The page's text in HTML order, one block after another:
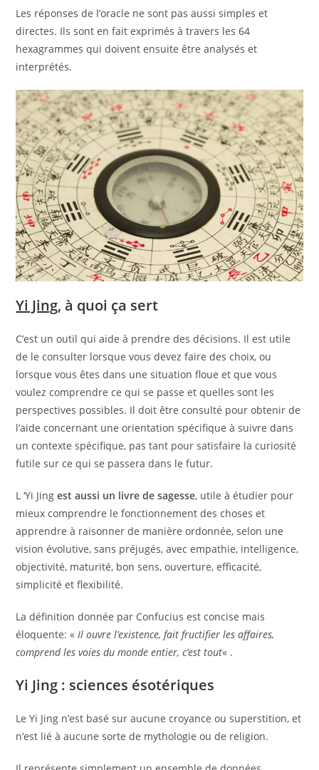
Les réponses de l’oracle ne sont pas aussi simples et
directes. Ils sont en fait exprimés à travers les 64
hexagrammes qui doivent ensuite être analysés et
interprétés.
Yi Jing, à quoi ça sert
C’est un outil qui aide à prendre des décisions. Il est utile
de le consulter lorsque vous devez faire des choix, ou
lorsque vous êtes dans une situation floue et que vous
voulez comprendre ce qui se passe et quelles sont les
perspectives possibles. Il doit être consulté pour obtenir de
l’aide concernant une orientation spécifique à suivre dans
un contexte spécifique, pas tant pour satisfaire la curiosité
futile sur ce qui se passera dans le futur.
L ‘Yi Jingest aussi un livre de sagesse, utile à étudier pour
mieux comprendre le fonctionnement des choses et
apprendre à raisonner de manière ordonnée, selon une
vision évolutive, sans préjugés, avec empathie, intelligence,
objectivité, maturité, bon sens, ouverture, efficacité,
simplicité et flexibilité.
La définition donnée par Confucius est concise mais
éloquente: «Il ouvre l’existence, fait fructifier les affaires,
comprend les voies du monde entier, c’est tout« .
Yi Jing : sciences ésotériques
Le Yi Jing n’est basé sur aucune croyance ou superstition, et
n’est lié à aucune sorte de mythologie ou de religion.